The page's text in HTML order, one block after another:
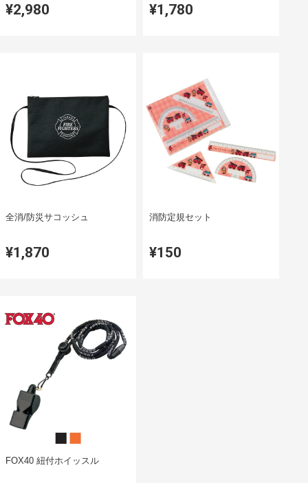
¥2,980 ¥1,780
全消/防災サコッシュ
¥1,870
消防定規セット
¥150
FOX40 紐付ホイッスル